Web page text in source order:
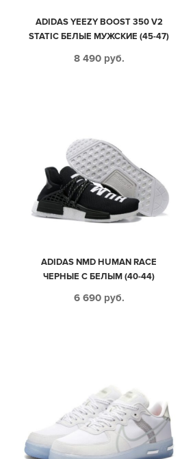
ADIDAS YEEZY BOOST 350 V2
STATIC БЕЛЫЕ МУЖСКИЕ (45-47)
8 490 руб.
ADIDAS NMD HUMAN RACE
ЧЕРНЫЕ С БЕЛЫМ (40-44)
6 690 руб.